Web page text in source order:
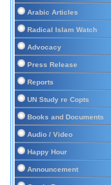
Arabic Articles
Radical Islam Watch
Advocacy
Press Release
Reports
UN Study re Copts
Books and Documents
Audio / Video
Happy Hour
Announcement